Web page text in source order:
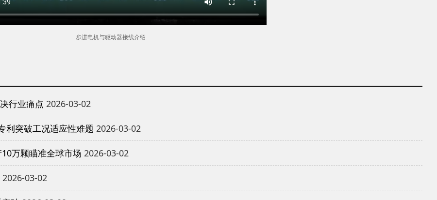
步进电机与驱动器接线介绍
行业痛点 2026-03-02
利突破工况适应性难题 2026-03-02
万颗瞄准全球市场 2026-03-02
2026-03-02